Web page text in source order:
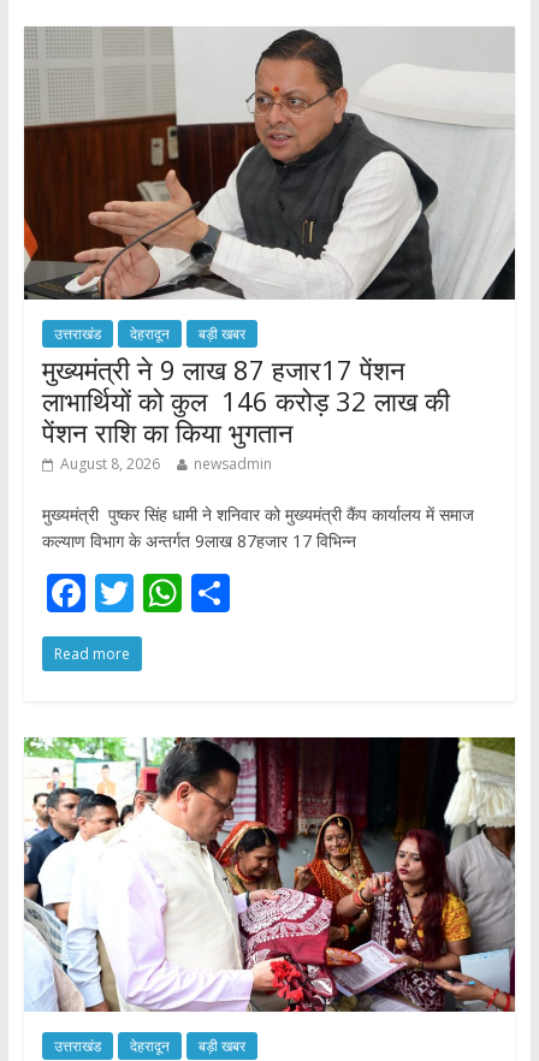
o
o
k
A
p
उत्तराखंड देहरादून बड़ी खबर
मुख्यमंत्री ने 9 लाख 87 हजार17 पेंशन
लाभार्थियों को कुल 146 करोड़ 32 लाख की
पेंशन राशि का किया भुगतान
August 8, 2026 newsadmin
मुख्यमंत्री पुष्कर सिंह धामी ने शनिवार को मुख्यमंत्री कैंप कार्यालय में समाज
कल्याण विभाग के अन्तर्गत 9लाख 87हजार 17 विभिन्न
F
ac
e
o
o
k
T
w
itt
W
A
p
p
S
Read more
उत्तराखंड देहरादून बड़ी खबर